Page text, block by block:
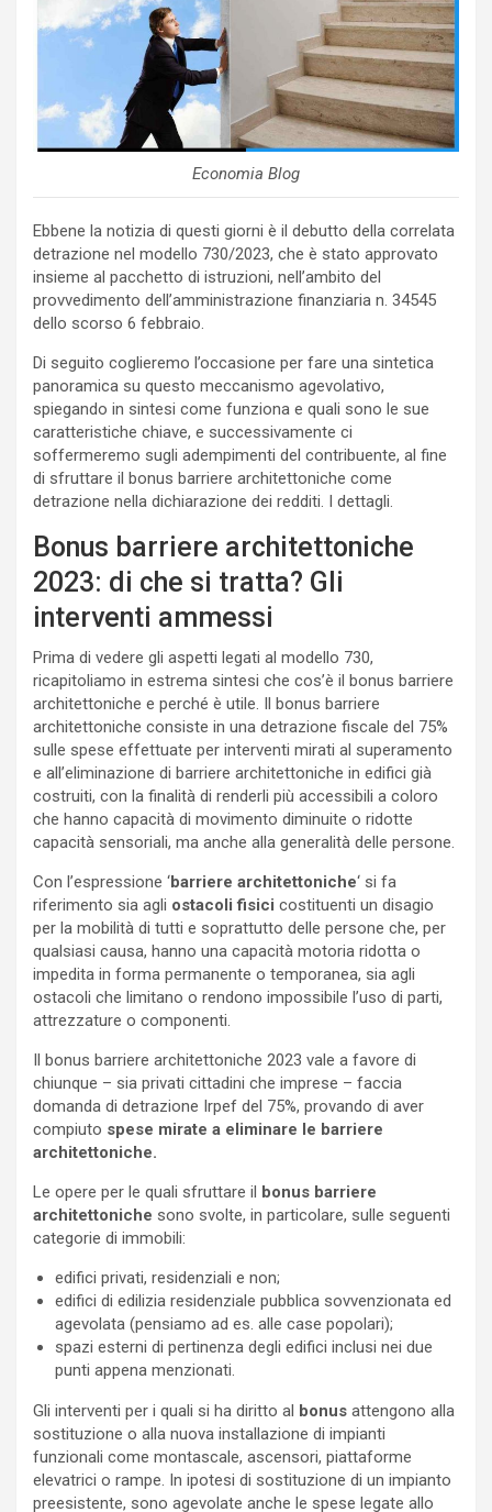
Economia Blog
Ebbene la notizia di questi giorni è il debutto della correlata
detrazione nel modello 730/2023, che è stato approvato
insieme al pacchetto di istruzioni, nell’ambito del
provvedimento dell’amministrazione finanziaria n. 34545
dello scorso 6 febbraio.
Di seguito coglieremo l’occasione per fare una sintetica
panoramica su questo meccanismo agevolativo,
spiegando in sintesi come funziona e quali sono le sue
caratteristiche chiave, e successivamente ci
soffermeremo sugli adempimenti del contribuente, al fine
di sfruttare il bonus barriere architettoniche come
detrazione nella dichiarazione dei redditi. I dettagli.
Bonus barriere architettoniche
2023: di che si tratta? Gli
interventi ammessi
Prima di vedere gli aspetti legati al modello 730,
ricapitoliamo in estrema sintesi che cos’è il bonus barriere
architettoniche e perché è utile. Il bonus barriere
architettoniche consiste in una detrazione fiscale del 75%
sulle spese effettuate per interventi mirati al superamento
e all’eliminazione di barriere architettoniche in edifici già
costruiti, con la finalità di renderli più accessibili a coloro
che hanno capacità di movimento diminuite o ridotte
capacità sensoriali, ma anche alla generalità delle persone.
Con l’espressione ‘barriere architettoniche‘ si fa
riferimento sia agli ostacoli fisici costituenti un disagio
per la mobilità di tutti e soprattutto delle persone che, per
qualsiasi causa, hanno una capacità motoria ridotta o
impedita in forma permanente o temporanea, sia agli
ostacoli che limitano o rendono impossibile l’uso di parti,
attrezzature o componenti.
Il bonus barriere architettoniche 2023 vale a favore di
chiunque – sia privati cittadini che imprese – faccia
domanda di detrazione Irpef del 75%, provando di aver
compiuto spese mirate a eliminare le barriere
architettoniche.
Le opere per le quali sfruttare il bonus barriere
architettoniche sono svolte, in particolare, sulle seguenti
categorie di immobili:
edifici privati, residenziali e non;
edifici di edilizia residenziale pubblica sovvenzionata ed
agevolata (pensiamo ad es. alle case popolari);
spazi esterni di pertinenza degli edifici inclusi nei due
punti appena menzionati.
Gli interventi per i quali si ha diritto al bonus attengono alla
sostituzione o alla nuova installazione di impianti
funzionali come montascale, ascensori, piattaforme
elevatrici o rampe. In ipotesi di sostituzione di un impianto
preesistente, sono agevolate anche le spese legate allo